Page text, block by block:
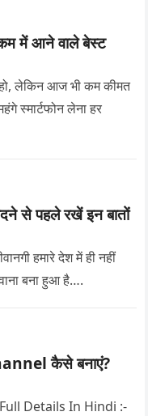
में आने वाले बेस्ट
हो, लेकिन आज भी कम कीमत
स्मार्टफोन लेना हर
से पहले रखें इन बातों
हमारे देश में ही नहीं
बना हुआ है….
कैसे बनाएं?
Details In Hindi :-